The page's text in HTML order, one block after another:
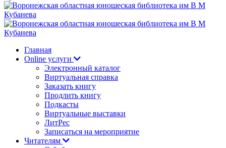
Главная
Online услуги
Электронный каталог
Виртуальная справка
Заказать книгу
Продлить книгу
Подкасты
Виртуальные выставки
ЛитРес
Записаться на мероприятие
Читателям